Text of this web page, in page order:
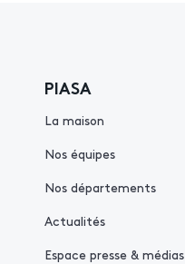
PIASA
La maison
Nos équipes
Nos départements
Actualités
Espace presse & médias